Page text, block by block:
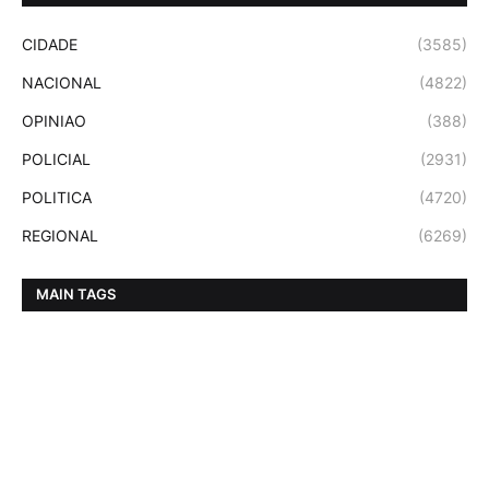
CIDADE (3585)
NACIONAL (4822)
OPINIAO (388)
POLICIAL (2931)
POLITICA (4720)
REGIONAL (6269)
MAIN TAGS